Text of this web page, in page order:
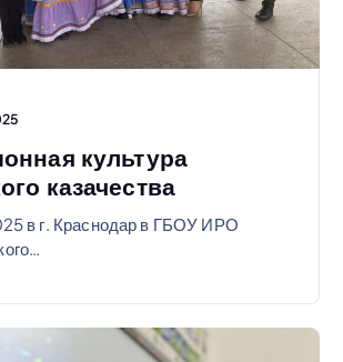
культура
казачества
в г. Краснодар в ГБОУ ИРО